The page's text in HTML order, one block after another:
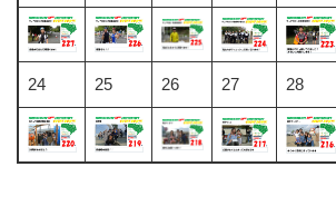
ひ
ら
く
ニ
ュ
ー
ひ
ら
く
メ
ニ
ー
を
ひ
ら
報
の
ュ
ー
を
24 25 26 27 28